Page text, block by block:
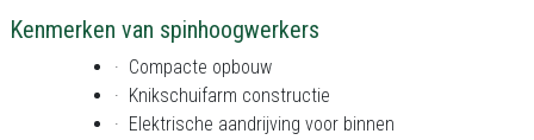
Kenmerken van spinhoogwerkers
· Compacte opbouw
· Knikschuifarm constructie
· Elektrische aandrijving voor binnen